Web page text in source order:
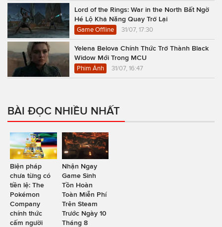
Lord of the Rings: War in the North Bất Ngờ
Hé Lộ Khả Năng Quay Trở Lại
Game Offline 31/07, 17:30
Yelena Belova Chính Thức Trở Thành Black
Widow Mới Trong MCU
Phim Ảnh 31/07, 16:47
BÀI ĐỌC NHIỀU NHẤT
Biện pháp
chưa từng có
tiền lệ: The
Pokémon
Company
chính thức
cấm người
Nhận Ngay
Game Sinh
Tồn Hoàn
Toàn Miễn Phí
Trên Steam
Trước Ngày 10
Tháng 8